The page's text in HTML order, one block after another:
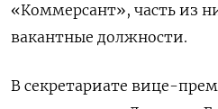
«Коммерсант», часть из
вакантные должности.
В секретариате вице-